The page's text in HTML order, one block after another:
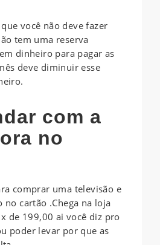
você não deve fazer
tem uma reserva
dinheiro para pagar as
deve diminuir esse
com a
no
comprar uma televisão e
no cartão .Chega na loja
de 199,00 ai você diz pro
poder levar por que as